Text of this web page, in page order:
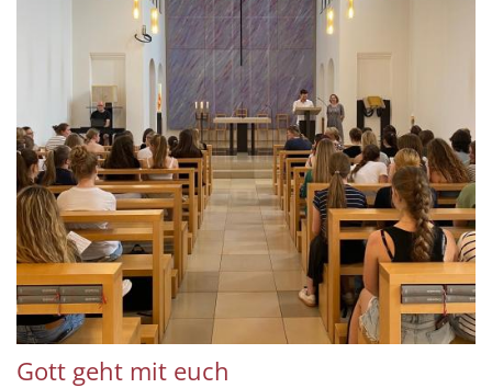
Gott geht mit euch